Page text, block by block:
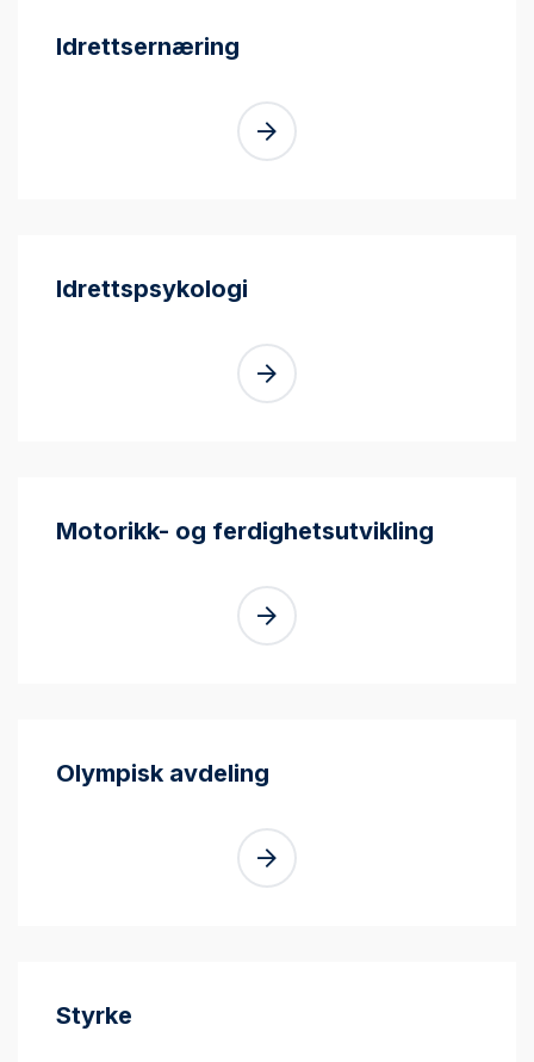
Idrettsernæring
Idrettspsykologi
Motorikk- og ferdighetsutvikling
Olympisk avdeling
Styrke